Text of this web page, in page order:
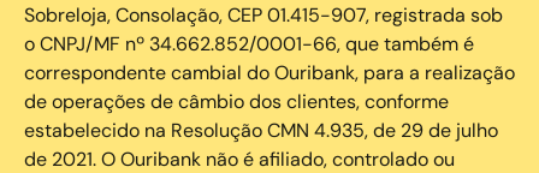
Sobreloja, Consolação, CEP 01.415-907, registrada sob
o CNPJ/MF nº 34.662.852/0001-66, que também é
correspondente cambial do Ouribank, para a realização
de operações de câmbio dos clientes, conforme
estabelecido na Resolução CMN 4.935, de 29 de julho
de 2021. O Ouribank não é afiliado, controlado ou